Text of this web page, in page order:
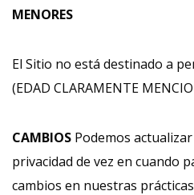
MENORES
El Sitio no está destinado a
(EDAD CLARAMENTE
CAMBIOS Podemos
privacidad de vez en cuando
cambios en nuestras